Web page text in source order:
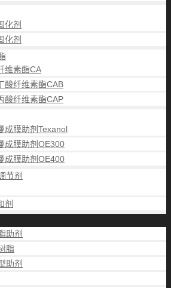
化剂
化剂
维素酯CA
酸纤维素酯CAB
酸纤维素酯CAP
成膜助剂Texanol
成膜助剂OE300
成膜助剂OE400
节剂
剂
助剂
脂
助剂